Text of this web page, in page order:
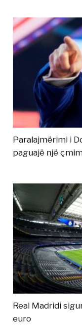
Paralajmërimi i
paguajë një
Real Madridi
euro